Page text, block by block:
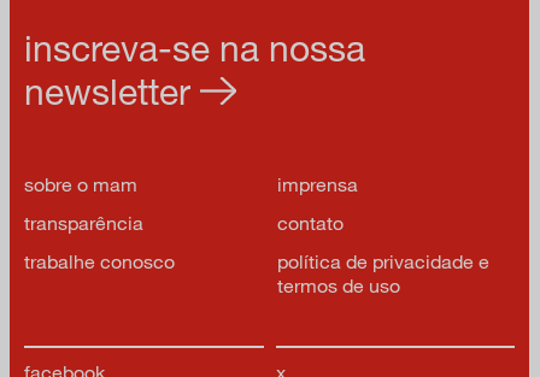
facebook x
inscreva-se na nossa
newsletter
sobre o mam
imprensa
transparência
contato
trabalhe conosco
política de privacidade e
termos de uso